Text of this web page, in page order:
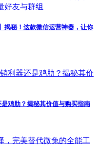
揭秘！这款微信运营神器，让你
鸡肋？揭秘其价值与购买指南